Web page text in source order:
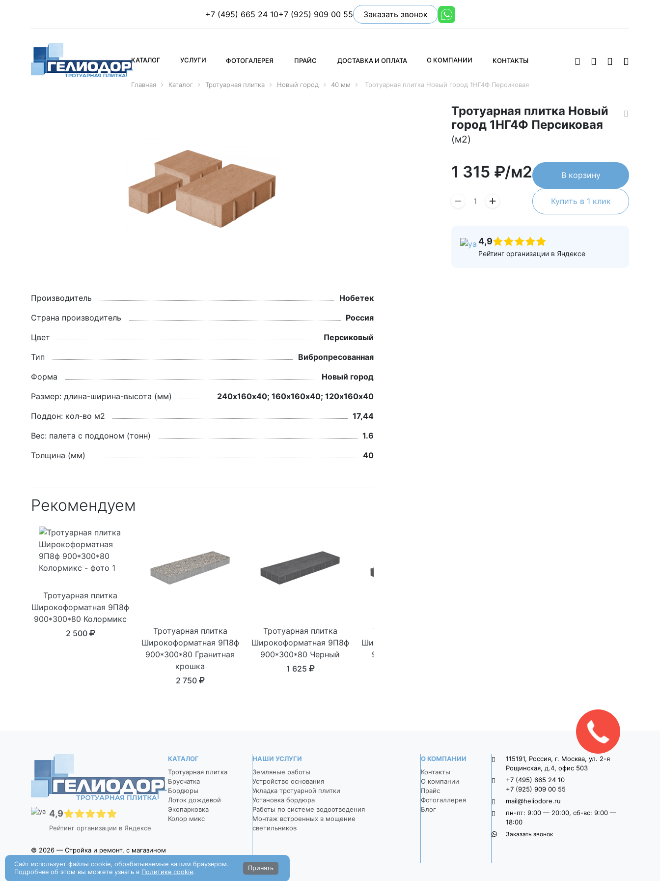
+7 (495) 665 24 10+7 (925) 909 00 55 Заказать звонок
КАТАЛОГ УСЛУГИ ФОТОГАЛЕРЕЯ ПРАЙС ДОСТАВКА И ОПЛАТА О КОМПАНИИ КОНТАКТЫ
Главная Каталог Тротуарная плитка Новый город 40 мм Тротуарная плитка Новый город 1НГ4Ф Персиковая
Производитель
Нобетек
Страна производитель
Россия
Цвет
Персиковый
Тип
Вибропресованная
Форма
Новый город
Размер: длина-ширина-высота (мм)
240х160х40; 160х160х40; 120х160х40
Поддон: кол-во м2
17,44
Вес: палета с поддоном (тонн)
1.6
Толщина (мм)
40
Рекомендуем
Тротуарная плитка
Широкоформатная 9П8ф
900*300*80 Колормикс
2 500
Тротуарная плитка
Широкоформатная 9П8ф
900*300*80 Гранитная
крошка
2 750
Тротуарная плитка
Широкоформатная 9П8ф
900*300*80 Черный
1 625
Тротуарная плитка
Широкоформатная 9П8ф
900*300*80 Темно-
Тротуарная плитка Новый
город 1НГ4Ф Персиковая
(м2)
1 315 ₽/м2 В корзину
Купить в 1 клик
4,9
Рейтинг организации в Яндексе
4,9
Рейтинг организации в Яндексе
© 2026 — Стройка и ремонт, с магазином
КАТАЛОГ
Тротуарная плитка
Брусчатка
Бордюры
Лоток дождевой
Экопарковка
Колор микс
НАШИ УСЛУГИ
Земляные работы
Устройство основания
Укладка тротуарной плитки
Установка бордюра
Работы по системе водоотведения
Монтаж встроенных в мощение
светильников
О КОМПАНИИ
Контакты
О компании
Прайс
Фотогаллерея
Блог
115191, Россия, г. Москва, ул. 2-я
Рощинская, д.4, офис 503
+7 (495) 665 24 10
+7 (925) 909 00 55
mail@heliodore.ru
пн-пт: 9:00 — 20:00, сб-вс: 9:00 —
18:00
Заказать звонок
Сайт использует файлы cookie, обрабатываемые вашим браузером.
Подробнее об этом вы можете узнать в Политике cookie.
Принять